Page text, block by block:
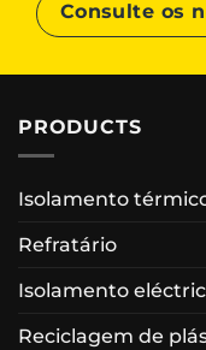
Consulte os
PRODUCTS
Isolamento
Refratário
Isolamento
Reciclagem de